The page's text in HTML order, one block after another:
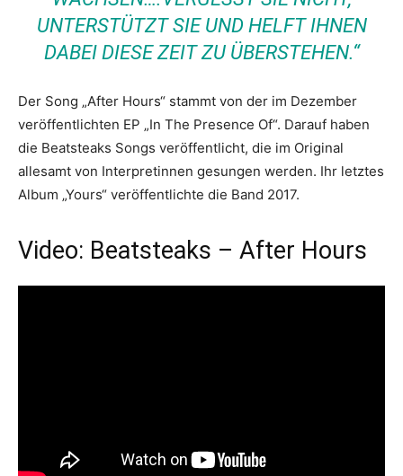
UNTERSTÜTZT SIE UND HELFT IHNEN
DABEI DIESE ZEIT ZU ÜBERSTEHEN.“
Der Song „After Hours“ stammt von der im Dezember
veröffentlichten EP „In The Presence Of“. Darauf haben
die Beatsteaks Songs veröffentlicht, die im Original
allesamt von Interpretinnen gesungen werden. Ihr letztes
Album „Yours“ veröffentlichte die Band 2017.
Video: Beatsteaks – After Hours